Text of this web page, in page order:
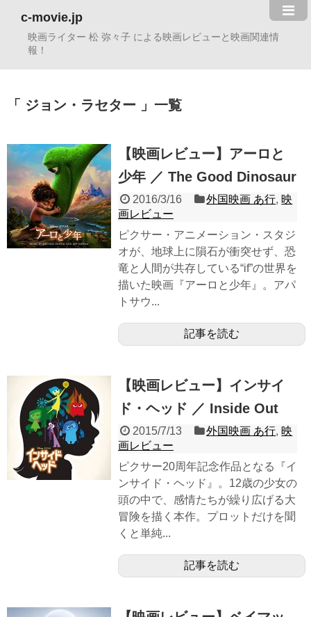
c-movie.jp
映画ライター 松 弥々子 による映画レビューと映画関連情
報！
ジョン・ラセター 一覧
【映画レビュー】アーロと
少年 ／ The Good Dinosaur
2016/3/16 外国映画 あ行, 映
画レビュー
ピクサー・アニメーション・スタジ
オが、地球上に隕石が衝突せず、恐
竜と人間が共存している“if”の世界を
描いた映画『アーロと少年』。アパ
トサウ...
記事を読む
【映画レビュー】インサイ
ド・ヘッド ／ Inside Out
2015/7/13 外国映画 あ行, 映
画レビュー
ピクサー20周年記念作品となる『イ
ンサイド・ヘッド』。12歳の少女の
頭の中で、感情たちが繰り広げる大
冒険を描く本作。プロットだけを聞
くと単純...
記事を読む